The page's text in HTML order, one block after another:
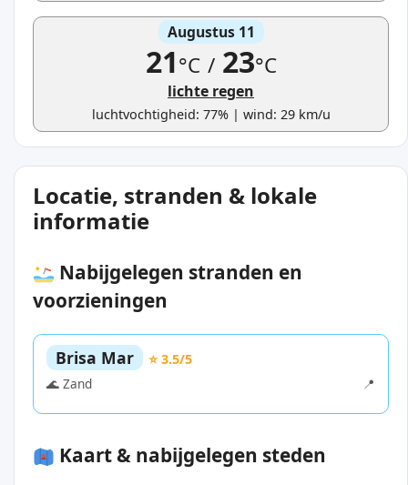
Augustus 11
21°C /23°C
lichte regen
luchtvochtigheid: 77% | wind: 29 km/u
Locatie, stranden & lokale
informatie
Nabijgelegen stranden en
voorzieningen
Brisa Mar
⭐ 3.5/5
🌊 Zand
📍
Kaart & nabijgelegen steden